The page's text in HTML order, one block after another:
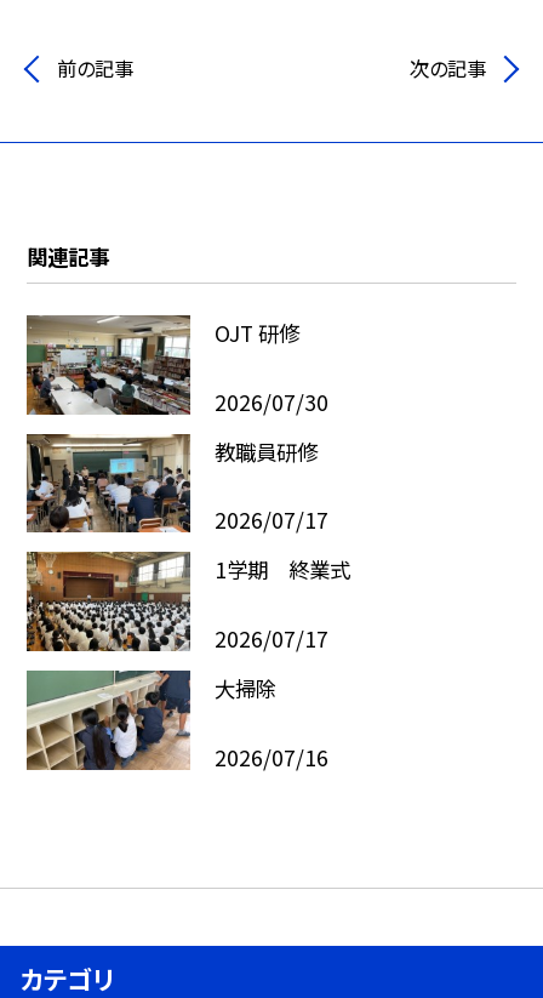
前の記事 次の記事
関連記事
OJT 研修
2026/07/30
教職員研修
2026/07/17
1学期 終業式
2026/07/17
大掃除
2026/07/16
カテゴリ